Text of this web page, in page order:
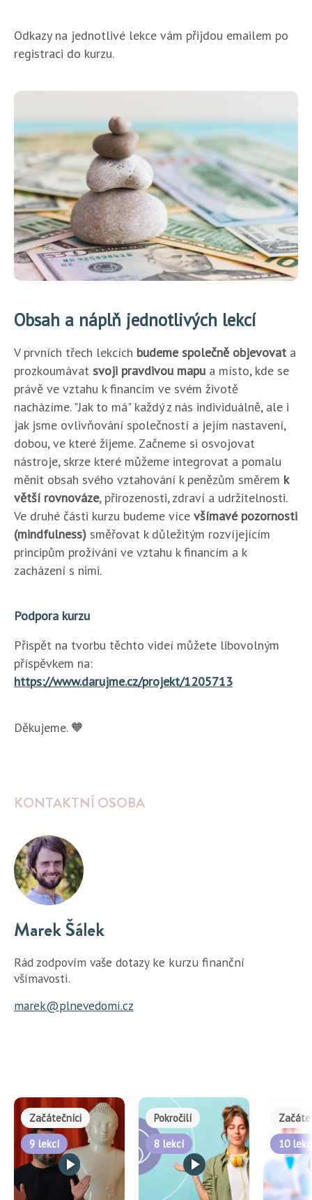
Odkazy na jednotlivé lekce vám přijdou emailem po
registraci do kurzu.
Obsah a náplň jednotlivých lekcí
V prvních třech lekcích budeme společně objevovat a
prozkoumávat svoji pravdivou mapu a místo, kde se
právě ve vztahu k financím ve svém životě
nacházíme. "Jak to má" každý z nás individuálně, ale i
jak jsme ovlivňování společností a jejím nastavení,
dobou, ve které žijeme. Začneme si osvojovat
nástroje, skrze které můžeme integrovat a pomalu
měnit obsah svého vztahování k penězům směrem k
větší rovnováze, přirozenosti, zdraví a udržitelnosti.
Ve druhé části kurzu budeme více všímavé pozornosti
(mindfulness) směřovat k důležitým rozvíjejícím
principům prožívání ve vztahu k financím a k
zacházení s nimi.
Podpora kurzu
Přispět na tvorbu těchto videí můžete libovolným
příspěvkem na:
https://www.darujme.cz/projekt/1205713
Děkujeme. 🧡
KONTAKTNÍ OSOBA
Marek Šálek
Rád zodpovím vaše dotazy ke kurzu finanční
všímavosti.
marek@plnevedomi.cz
Začátečníci
9 lekcí
Pokročilí
8 lekcí
10